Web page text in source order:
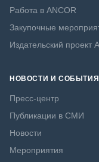
Работа в ANCOR
Закупочные
Издательский проект
НОВОСТИ И СОБЫТИЯ
Пресс-центр
Публикации в СМИ
Новости
Мероприятия